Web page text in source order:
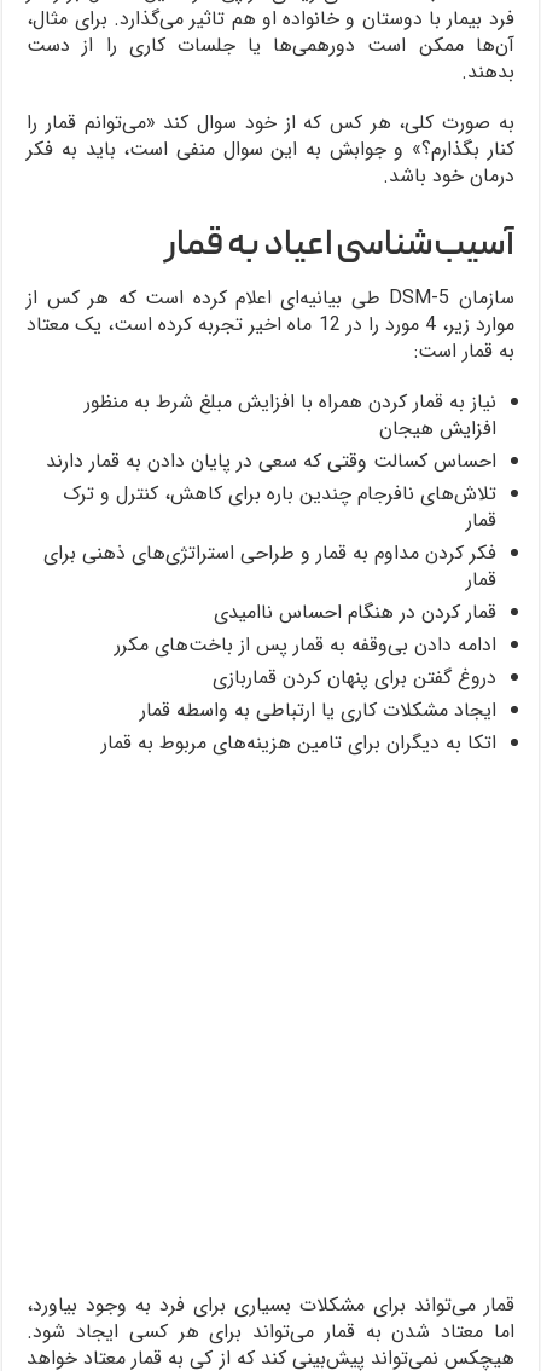
فرد بیمار با دوستان و خانواده او هم تاثیر می‌گذارد. برای مثال،
آن‌ها ممکن است دورهمی‌ها یا جلسات کاری را از دست
بدهند.
به صورت کلی، هر کس که از خود سوال کند «می‌توانم قمار را
کنار بگذارم؟» و جوابش به این سوال منفی است، باید به فکر
درمان خود باشد.
آسیب‌شناسی اعیاد به قمار
سازمان DSM-5 طی بیانیه‌ای اعلام کرده است که هر کس از
موارد زیر، 4 مورد را در 12 ماه اخیر تجربه کرده است، یک معتاد
به قمار است:
نیاز به قمار کردن همراه با افزایش مبلغ شرط به منظور
افزایش هیجان
احساس کسالت وقتی که سعی در پایان دادن به قمار دارند
تلاش‌های نافرجام چندین باره برای کاهش، کنترل و ترک
قمار
فکر کردن مداوم به قمار و طراحی استراتژی‌های ذهنی برای
قمار
قمار کردن در هنگام احساس ناامیدی
ادامه دادن بی‌وقفه به قمار پس از باخت‌های مکرر
دروغ گفتن برای پنهان کردن قماربازی
ایجاد مشکلات کاری یا ارتباطی به واسطه قمار
اتکا به دیگران برای تامین هزینه‌های مربوط به قمار
قمار می‌تواند برای مشکلات بسیاری برای فرد به وجود بیاورد،
اما معتاد شدن به قمار می‌تواند برای هر کسی ایجاد شود.
هیچکس نمی‌تواند پیش‌بینی کند که از کی به قمار معتاد خواهد